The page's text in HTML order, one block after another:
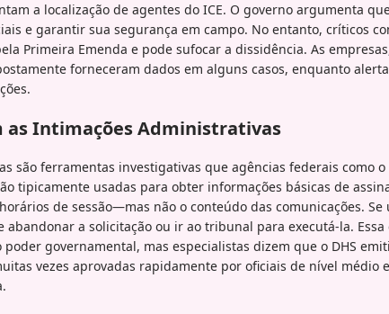
a localização de agentes do ICE. O governo argumenta
e garantir sua segurança em campo. No entanto, críticos
Primeira Emenda e pode sufocar a dissidência. As
forneceram dados em alguns casos, enquanto
as Intimações Administrativas
são ferramentas investigativas que agências federais como o
tipicamente usadas para obter informações básicas de
de sessão—mas não o conteúdo das comunicações.
abandonar a solicitação ou ir ao tribunal para executá-la.
governamental, mas especialistas dizem que o DHS
vezes aprovadas rapidamente por oficiais de nível médio